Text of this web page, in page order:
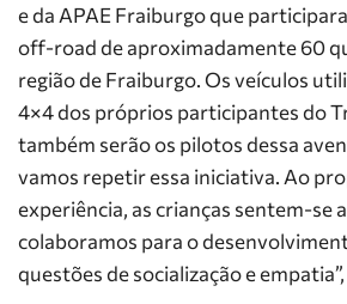
e da APAE Fraiburgo que
off-road de aproximadamente 60
região de Fraiburgo. Os veículos
4×4 dos próprios participantes do
também serão os pilotos dessa
vamos repetir essa iniciativa. Ao
experiência, as crianças sentem-se
colaboramos para o
questões de socialização e